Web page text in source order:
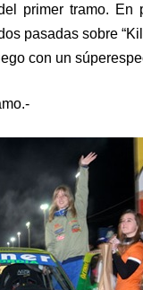
primer tramo. En
pasadas sobre
con un